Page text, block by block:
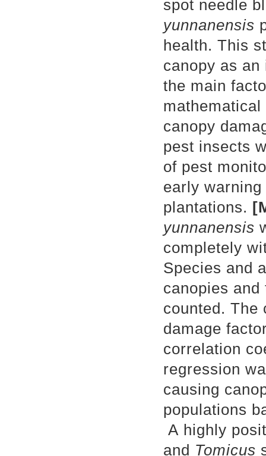
spot needle
yunnanensis
health. This
canopy as
the main
canopy
pest insects
of pest
early
plantations.
yunnanensis
completely
Species and
canopies
counted. The
damage
correlation
regression
causing
populations
A highly
and Tomicus